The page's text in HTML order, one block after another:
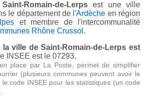
Romain-de-Lerps est une ville
le département de l'Ardèche en région
et membre de l'intercommunalité
Rhône Crussol .
ville de Saint-Romain-de-Lerps est
INSEE est le 07293.
place par La Poste, permet de simplifier
(plusieurs communes peuvent avoir le
code INSEE pour les statistiques (un code